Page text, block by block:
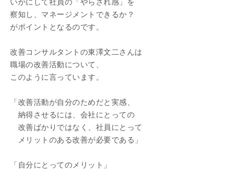
いかにして社員の「やらされ感」を
察知し、マネージメントできるか？
がポイントとなるのです。
改善コンサルタントの東澤文二さんは
職場の改善活動について、
このように言っています。
「改善活動が自分のためだと実感、
納得させるには、会社にとっての
改善ばかりではなく、社員にとって
メリットのある改善が必要である」
「自分にとってのメリット」